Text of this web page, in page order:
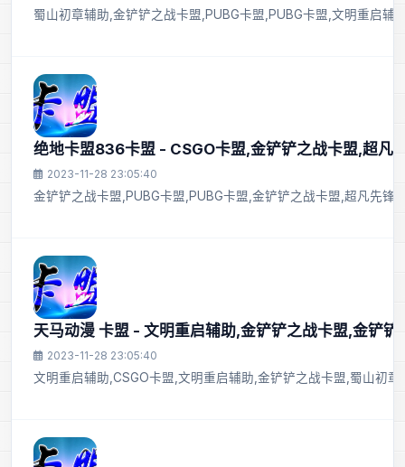
蜀山初章辅助,金铲铲之战卡盟,PUBG卡盟,PUBG卡盟,文明重启辅
绝地卡盟836卡盟 - CSGO卡盟,金铲铲之战卡盟,超凡
2023-11-28 23:05:40
金铲铲之战卡盟,PUBG卡盟,PUBG卡盟,金铲铲之战卡盟,超凡先锋
天马动漫 卡盟 - 文明重启辅助,金铲铲之战卡盟,金铲
2023-11-28 23:05:40
文明重启辅助,CSGO卡盟,文明重启辅助,金铲铲之战卡盟,蜀山初